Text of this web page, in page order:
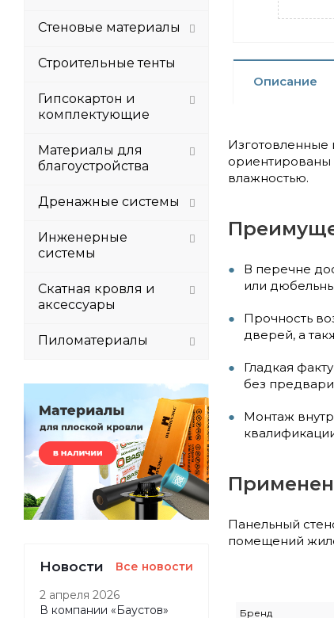
Описание
Изготовленные
ориентированы
влажностью.
В перечне
или
Прочность
дверей, а
Гладкая
без
Монтаж
Панельный
помещений
Бренд
Стеновые материалы
Строительные тенты
Гипсокартон и
комплектующие
Материалы для
благоустройства
Дренажные системы
Инженерные
системы
Скатная кровля и
аксессуары
Пиломатериалы
Новости Все новости
2 апреля 2026
В компании «Баустов»